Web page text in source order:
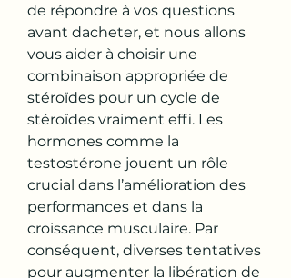
de répondre à vos questions
avant dacheter, et nous allons
vous aider à choisir une
combinaison appropriée de
stéroïdes pour un cycle de
stéroïdes vraiment effi. Les
hormones comme la
testostérone jouent un rôle
crucial dans l’amélioration des
performances et dans la
croissance musculaire. Par
conséquent, diverses tentatives
pour augmenter la libération de